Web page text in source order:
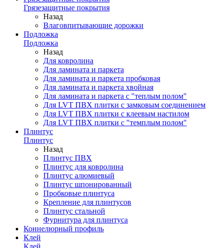
Грязезащитные покрытия
Назад
Влаговпитывающие дорожки
Подложка
Подложка
Назад
Для ковролина
Для ламината и паркета
Для ламината и паркета пробковая
Для ламината и паркета хвойная
Для ламината и паркета с "теплым полом"
Для LVT ПВХ плитки с замковым соединением
Для LVT ПВХ плитки с клеевым настилом
Для LVT ПВХ плитки с "темплым полом"
Плинтус
Плинтус
Назад
Плинтус ПВХ
Плинтус для ковролина
Плинтус алюмиевый
Плинтус шпонированный
Пробковые плинтуса
Крепление для плинтусов
Плинтус стальной
Фурнитура для плинтуса
Коннелюрный профиль
Клей
Клей